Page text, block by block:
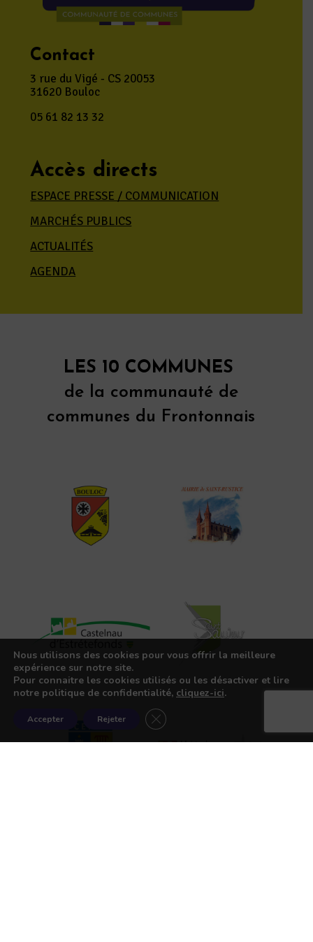
Contact
3 rue du Vigé - CS 20053
31620 Bouloc
05 61 82 13 32
Accès directs
ESPACE PRESSE / COMMUNICATION
MARCHÉS PUBLICS
ACTUALITÉS
AGENDA
LES 10 COMMUNES
de la communauté de
communes du Frontonnais
Nous utilisons des cookies pour vous offrir la meilleure
expérience sur notre site.
Pour connaitre les cookies utilisés ou les désactiver et lire
notre politique de confidentialité, cliquez-ici.
Accepter Rejeter Fermer la bannière des cookies